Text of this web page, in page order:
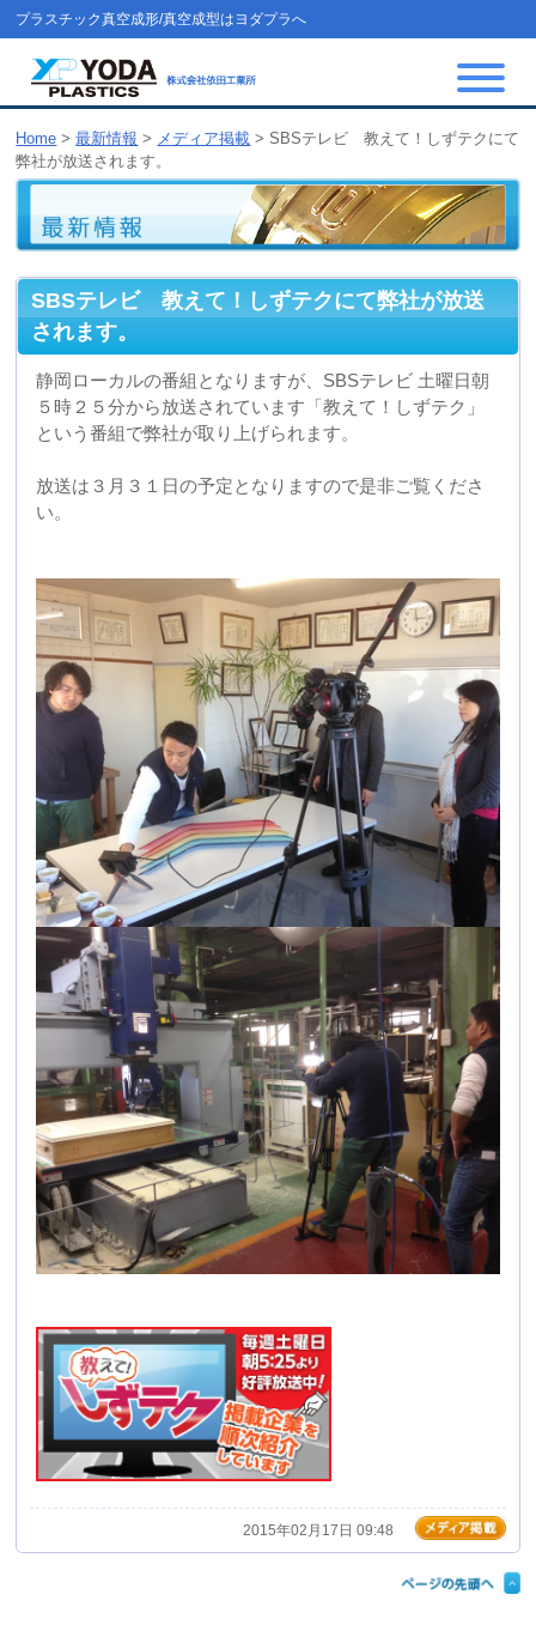
プラスチック真空成形/真空成型はヨダプラへ
Home > 最新情報> メディア掲載>SBSテレビ 教えて！しずテクにて
弊社が放送されます。
SBSテレビ 教えて！しずテクにて弊社が放送
されます。
５時２５分から放送されています「教えて！しずテク」
という番組で弊社が取り上げられます。
い。
2015年02月17日 09:48